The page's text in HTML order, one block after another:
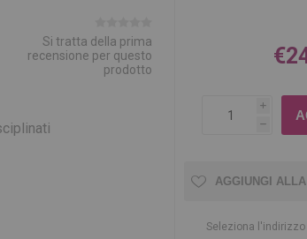
Si tratta della prima
recensione per questo
prodotto
i
h
AGGIUNGI
Seleziona